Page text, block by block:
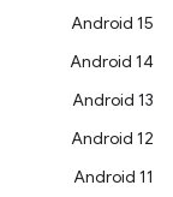
Android 15
Android 14
Android 13
Android 12
Android 11